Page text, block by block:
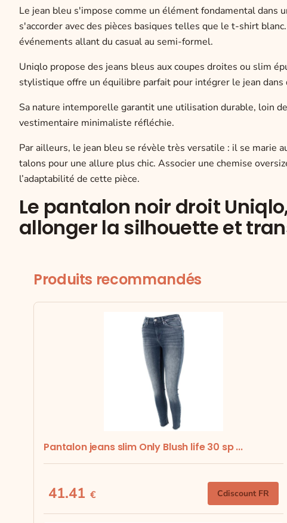
Le jean bleu s'impose comme un élément fondamental dans
s'accorder avec des pièces basiques telles que le t-shirt
événements allant du casual au semi-formel.
Uniqlo propose des jeans bleus aux coupes droites ou slim
stylistique offre un équilibre parfait pour intégrer le jean
Sa nature intemporelle garantit une utilisation durable, loin
vestimentaire minimaliste réfléchie.
Par ailleurs, le jean bleu se révèle très versatile : il se marie
talons pour une allure plus chic. Associer une chemise
l’adaptabilité de cette pièce.
Le pantalon noir droit
allonger la silhouette et
Produits recommandés
Pantalon jeans slim Only Blush life 30 sp ...
41.41 € Cdiscount FR